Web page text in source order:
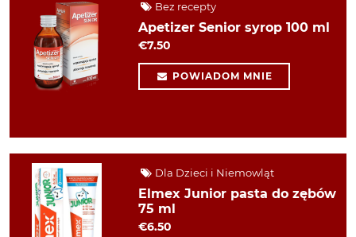
Bez recepty
Apetizer Senior syrop 100 ml
€7.50
POWIADOM MNIE
Dla Dzieci i Niemowląt
Elmex Junior pasta do zębów
75 ml
€6.50